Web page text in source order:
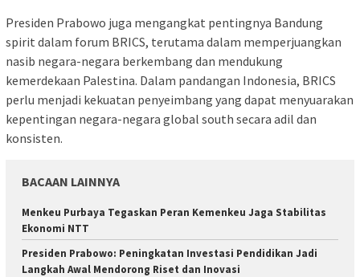
Presiden Prabowo juga mengangkat pentingnya Bandung
spirit dalam forum BRICS, terutama dalam memperjuangkan
nasib negara-negara berkembang dan mendukung
kemerdekaan Palestina. Dalam pandangan Indonesia, BRICS
perlu menjadi kekuatan penyeimbang yang dapat menyuarakan
kepentingan negara-negara global south secara adil dan
konsisten.
BACAAN LAINNYA
Menkeu Purbaya Tegaskan Peran Kemenkeu Jaga Stabilitas
Ekonomi NTT
Presiden Prabowo: Peningkatan Investasi Pendidikan Jadi
Langkah Awal Mendorong Riset dan Inovasi